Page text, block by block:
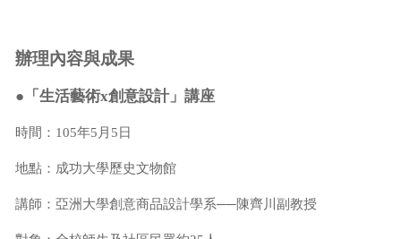
辦理內容與成果
●「生活藝術x創意設計」講座
時間：105年5月5日
地點：成功大學歷史文物館
講師：亞洲大學創意商品設計學系──陳齊川副教授